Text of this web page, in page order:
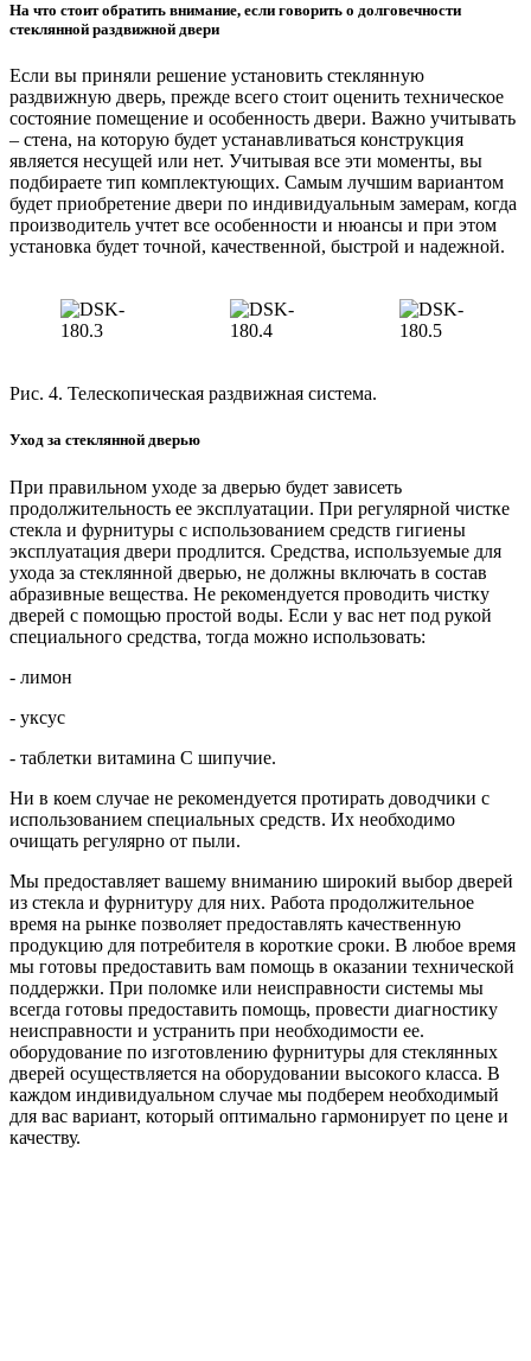
На что стоит обратить внимание, если говорить о долговечности
стеклянной раздвижной двери
Если вы приняли решение установить стеклянную
раздвижную дверь, прежде всего стоит оценить техническое
состояние помещение и особенность двери. Важно учитывать
– стена, на которую будет устанавливаться конструкция
является несущей или нет. Учитывая все эти моменты, вы
подбираете тип комплектующих. Самым лучшим вариантом
будет приобретение двери по индивидуальным замерам, когда
производитель учтет все особенности и нюансы и при этом
установка будет точной, качественной, быстрой и надежной.
Рис. 4. Телескопическая раздвижная система.
Уход за стеклянной дверью
При правильном уходе за дверью будет зависеть
продолжительность ее эксплуатации. При регулярной чистке
стекла и фурнитуры с использованием средств гигиены
эксплуатация двери продлится. Средства, используемые для
ухода за стеклянной дверью, не должны включать в состав
абразивные вещества. Не рекомендуется проводить чистку
дверей с помощью простой воды. Если у вас нет под рукой
специального средства, тогда можно использовать:
- лимон
- уксус
- таблетки витамина С шипучие.
Ни в коем случае не рекомендуется протирать доводчики с
использованием специальных средств. Их необходимо
очищать регулярно от пыли.
Мы предоставляет вашему вниманию широкий выбор дверей
из стекла и фурнитуру для них. Работа продолжительное
время на рынке позволяет предоставлять качественную
продукцию для потребителя в короткие сроки. В любое время
мы готовы предоставить вам помощь в оказании технической
поддержки. При поломке или неисправности системы мы
всегда готовы предоставить помощь, провести диагностику
неисправности и устранить при необходимости ее.
оборудование по изготовлению фурнитуры для стеклянных
дверей осуществляется на оборудовании высокого класса. В
каждом индивидуальном случае мы подберем необходимый
для вас вариант, который оптимально гармонирует по цене и
качеству.